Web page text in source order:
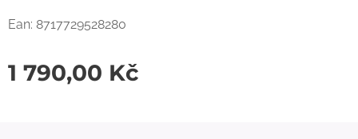
Ean: 8717729528280
1 790,00 Kč